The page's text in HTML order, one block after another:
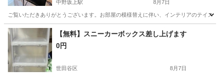
中野坂上駅 8月7日
ご覧いただきありがとうございます。 ​お部屋の模様替えに伴い、インテリアのテイス
東京 中野区 中野坂上駅 椅子
【無料】スニーカーボックス差し上げます
0円
世田谷区 8月7日